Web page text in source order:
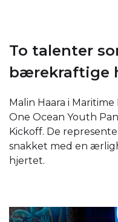
To talenter
bærekraftige
Malin Haara i
One Ocean Youth
Kickoff. De
snakket med en
hjertet.